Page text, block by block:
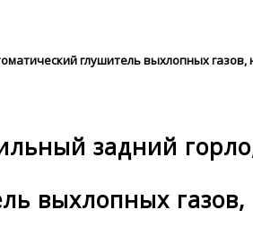
глушитель выхлопных газов,
задний
выхлопных газов,